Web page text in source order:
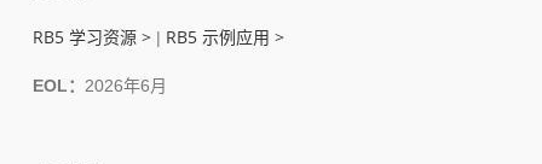
RB5 学习资源 > | RB5 示例应用 >
EOL： 2026年6月